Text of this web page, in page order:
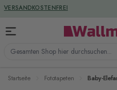
Zum Inhalt springen
Gesamten Shop hier
VERSANDKOSTENFREI
GREENGUARD ZERTIFIZIERT
Startseite Fototapeten Baby-